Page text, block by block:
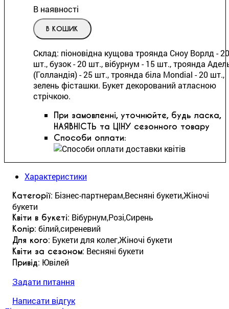
В наявності
В КОШИК
Склад: піоновідна кущова троянда Сноу Ворлд - 20
шт., бузок - 20 шт., вібурнум - 15 шт., троянда
(Голландія) - 25 шт., троянда біла Mondial - 20 шт.,
зелень фісташки. Букет декорований атласною
стрічкою.
При замовленні, уточнюйте, будь ласка,
НАЯВНІСТЬ та ЦІНУ сезонного товару
Способи оплати:
Характеристики
Категорії: Бізнес-партнерам,Весняні букети,Жіночі
букети
Квіти в букеті: Вібурнум,Розі,Сирень
Колір: білий,сиреневий
Для кого: Букети для колег,Жіночі букети
Квіти за сезоном: Весняні букети
Привід: Ювілей
Задати питання
Написати відгук